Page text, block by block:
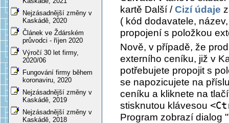
Nejzásadnější změny v
Kaskádě, 2020
Článek ve Ždárském
průvodci - říjen 2020
Výročí 30 let firmy,
2020/06
Fungování firmy během
koronaviru, 2020
Nejzásadnější změny v
Kaskádě, 2019
Nejzásadnější změny v
Kaskádě, 2018
kartě Další /Cizí údaje
( kód dodavatele,
propojení s položkou
Nově, v případě, že
externího ceníku, již v
potřebujete propojit s
se napozicujete na
ceníku a kliknete na
stisknutou klávesou
Program zobrazí dialog